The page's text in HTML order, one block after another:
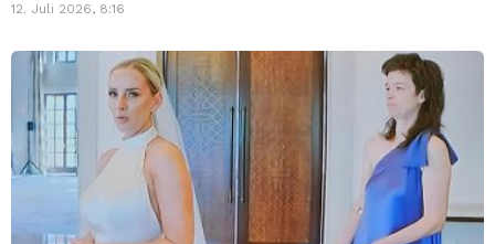
12. Juli 2026, 8:16